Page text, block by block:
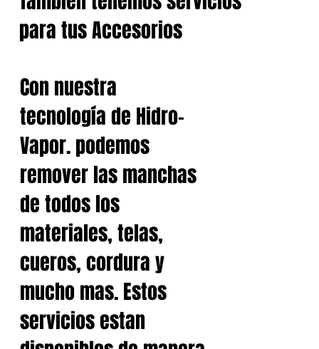
para tus Accesorios
Con nuestra
tecnología de Hidro-
Vapor. podemos
remover las manchas
de todos los
materiales, telas,
cueros, cordura y
mucho mas. Estos
servicios estan